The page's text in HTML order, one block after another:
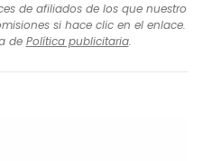
de afiliados de los que nuestro
si hace clic en el enlace.
de Política publicitaria.